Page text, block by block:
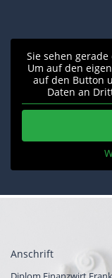
Sie sehen
Um auf den
auf den Button
Daten an
Anschrift